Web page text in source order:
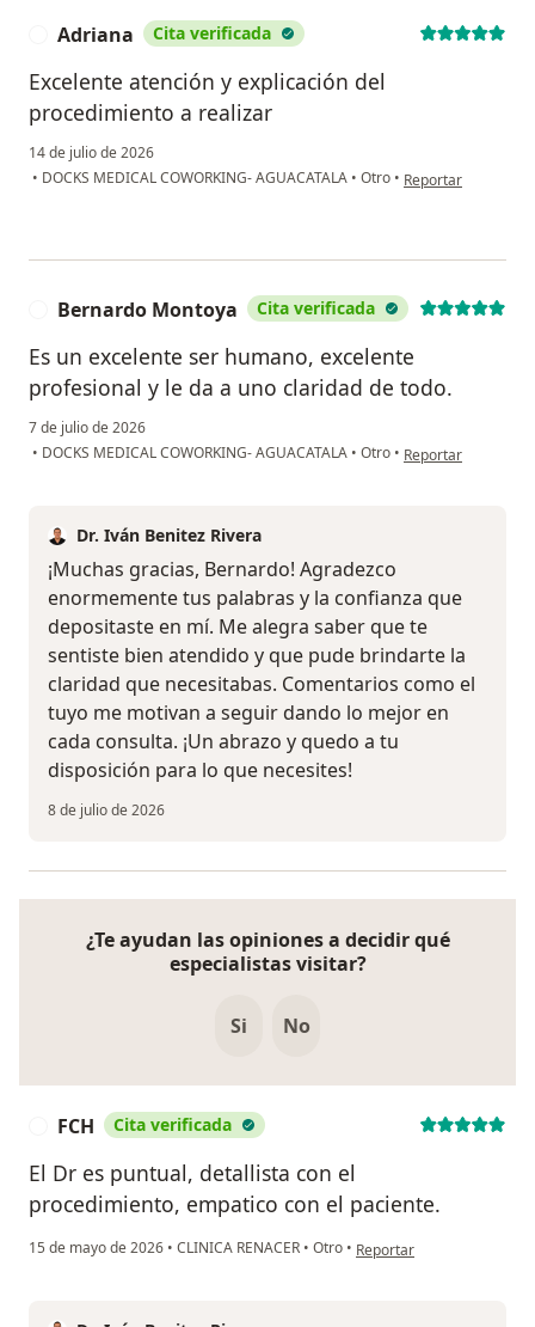
Adriana Cita verificada
Excelente atención y explicación del
procedimiento a realizar
14 de julio de 2026
• DOCKS MEDICAL COWORKING- AGUACATALA • Otro • en opinión del
Reportar
Bernardo Montoya Cita verificada
Es un excelente ser humano, excelente
profesional y le da a uno claridad de todo.
7 de julio de 2026
• DOCKS MEDICAL COWORKING- AGUACATALA • Otro • en opinión del
Reportar
Dr. Iván Benitez Rivera
¡Muchas gracias, Bernardo! Agradezco
enormemente tus palabras y la confianza que
depositaste en mí. Me alegra saber que te
sentiste bien atendido y que pude brindarte la
claridad que necesitabas. Comentarios como el
tuyo me motivan a seguir dando lo mejor en
cada consulta. ¡Un abrazo y quedo a tu
disposición para lo que necesites!
8 de julio de 2026
¿Te ayudan las opiniones a decidir qué
especialistas visitar?
Si No
FCH Cita verificada
El Dr es puntual, detallista con el
procedimiento, empatico con el paciente.
15 de mayo de 2026 • CLINICA RENACER • Otro • en opinión del usuario FCH
Reportar